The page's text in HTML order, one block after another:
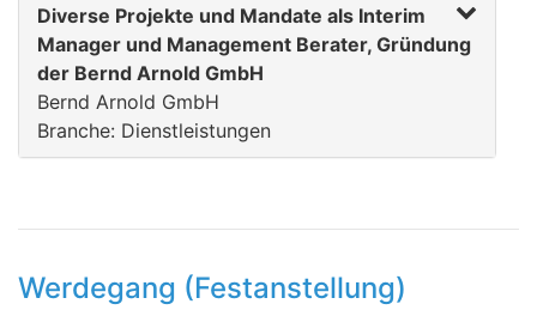
Diverse Projekte und Mandate als Interim
Manager und Management Berater, Gründung
der Bernd Arnold GmbH
Bernd Arnold GmbH
Branche: Dienstleistungen
Werdegang (Festanstellung)